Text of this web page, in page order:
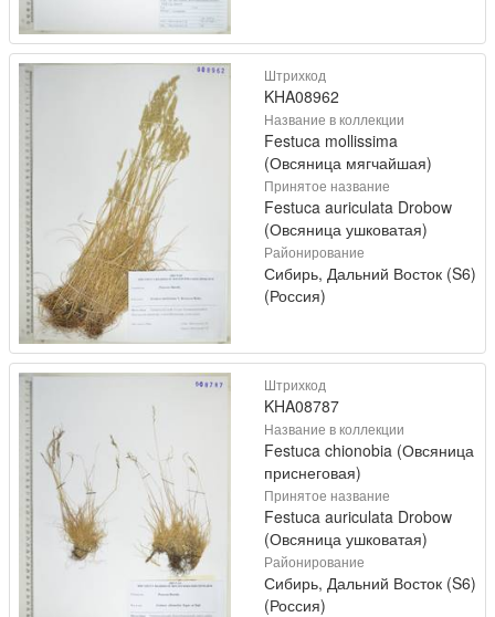
Штрихкод
KHA08962
Название в коллекции
Festuca mollissima
(Овсяница мягчайшая)
Принятое название
Festuca auriculata Drobow
(Овсяница ушковатая)
Районирование
Сибирь, Дальний Восток (S6)
(Россия)
Штрихкод
KHA08787
Название в коллекции
Festuca chionobia (Овсяница
приснеговая)
Принятое название
Festuca auriculata Drobow
(Овсяница ушковатая)
Районирование
Сибирь, Дальний Восток (S6)
(Россия)